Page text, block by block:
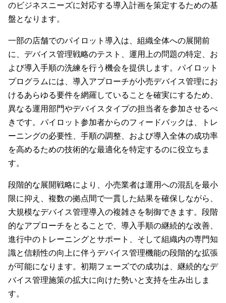
のビジネスニーズに対応する導入計画を策定するための基
盤となります。
一部の店舗でのパイロット導入は、組織全体への展開前
に、デバイス管理戦略のテスト、運用上の問題の特定、お
よび導入手順の洗練を行う機会を提供します。パイロット
プログラムには、導入アプローチが小売デバイス管理にお
けるあらゆる要件を網羅していることを確実にするため、
異なる運用部門やデバイスタイプの担当者を参加させるべ
きです。パイロット参加者からのフィードバックは、トレ
ーニングの必要性、手順の調整、および導入全体の成功率
を高めるための技術的な最適化を特定するのに役立ちま
す。
段階的な展開戦略により、小売業者は運用への混乱を最小
限に抑え、複数の拠点間で一貫した結果を確保しながら、
大規模なデバイス管理導入の複雑さを制御できます。段階
的なアプローチをとることで、導入手順の継続的な改善、
進行中のトレーニングとサポート、そして組織内の専門知
識と信頼性の向上に伴うデバイス管理機能の段階的な拡張
が可能になります。初期フェーズでの成功は、継続的なデ
バイス管理施策の拡大に向けた勢いと支持を生み出しま
す。